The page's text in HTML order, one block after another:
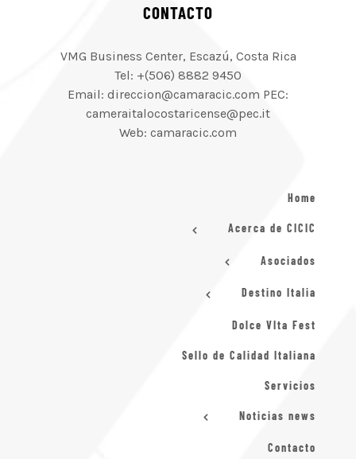
CONTACTO
VMG Business Center, Escazú, Costa Rica
Tel: +(506) 8882 9450
Email: direccion@camaracic.com PEC:
cameraitalocostaricense@pec.it
Web: camaracic.com
Home
Acerca de CICIC
Asociados
Destino Italia
Dolce VIta Fest
Sello de Calidad Italiana
Servicios
Noticias news
Contacto